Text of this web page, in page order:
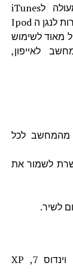
, תחליף מעולה לiTunes
שמאפשרת להעביר קבצי מוזיקה וסרטים במהירות לנגן ה Ipod
מאוד לשימוש
לאייפון,
מהמחשב לכל
לשמור את
1. התקנה במחשבים בעלי מערכת הפעלה: וינדוס 7, XP